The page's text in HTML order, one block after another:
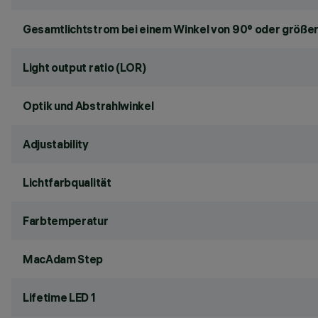
Gesamtlichtstrom bei einem Winkel von 90° oder
Light output ratio (LOR)
Optik und Abstrahlwinkel
Adjustability
Lichtfarbqualität
Farbtemperatur
MacAdam Step
Lifetime LED 1